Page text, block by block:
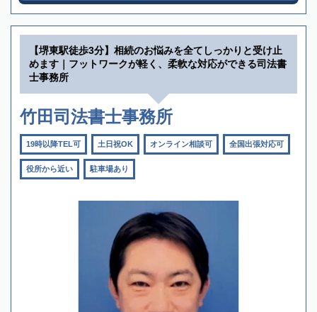
【堺東駅徒歩3分】相続のお悩みを全てしっかりと受け止
めます｜フットワークが軽く、柔軟な対応ができる司法書
士事務所
竹田司法書士事務所
19時以降TEL可 土日祝OK オンライン相談可 全国出張対応可
役所から近い 駐車場あり